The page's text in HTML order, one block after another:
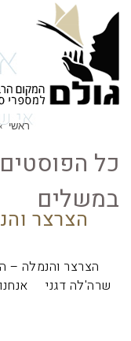
ראשי ›
כל הפוסטים
במשלים
הצרצר
הצרצר והנמלה –
שרה'לה דגני אנחנו